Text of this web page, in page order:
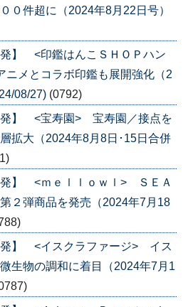
０件超に（2024年8月22日号）
】 <印鑑はんこＳＨＯＰハン
メとコラボ印鑑も展開強化（2
08/27) (0792)
発】 <宝寿園> 宝寿園／接点を
拡大（2024年8月8日･15日合併
】 <ｍｅｌｌｏｗｌ> ＳＥＡ
２弾商品を発売（2024年7月18
】 <イスクラファージ> イス
生物の調和に着目（2024年7月1